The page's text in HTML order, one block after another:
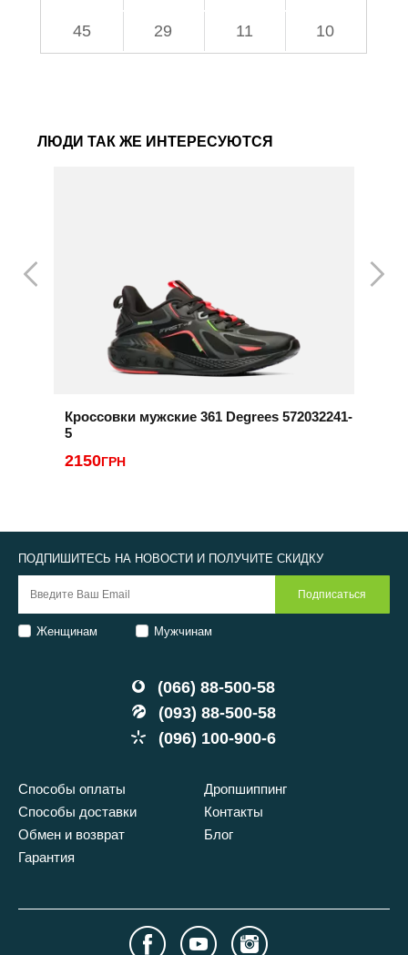
45 29 11 10
ЛЮДИ ТАК ЖЕ ИНТЕРЕСУЮТСЯ
Кроссовки мужские 361 Degrees 572032241-
5
2150ГРН
(066) 88-500-58
(093) 88-500-58
(096) 100-900-6
Способы оплаты
Способы доставки
Обмен и возврат
Гарантия
Дропшиппинг
Контакты
Блог
ПОДПИШИТЕСЬ НА НОВОСТИ И ПОЛУЧИТЕ СКИДКУ
Женщинам Мужчинам